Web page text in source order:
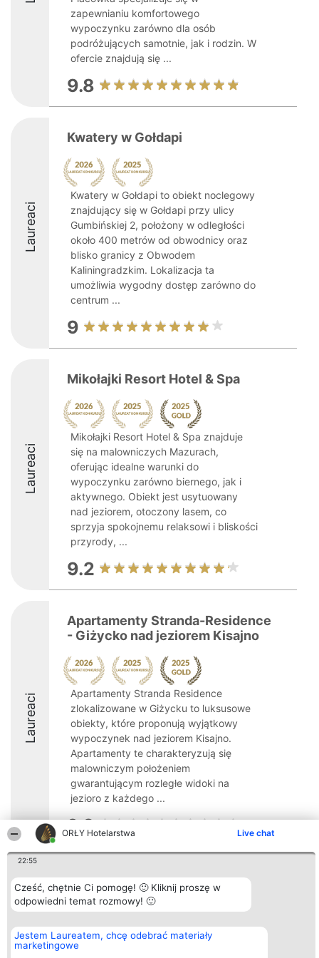
ORŁY Hotelarstwa Live chat
22:55
Cześć, chętnie Ci pomogę! 🙂 Kliknij proszę w
odpowiedni temat rozmowy! 🙂
Jestem Laureatem, chcę odebrać materiały
marketingowe
zapewnianiu komfortowego
wypoczynku zarówno dla osób
podróżujących samotnie, jak i rodzin. W
ofercie znajdują się ...
9.8
Laureaci
Kwatery w Gołdapi
Kwatery w Gołdapi to obiekt noclegowy
znajdujący się w Gołdapi przy ulicy
Gumbińskiej 2, położony w odległości
około 400 metrów od obwodnicy oraz
blisko granicy z Obwodem
Kaliningradzkim. Lokalizacja ta
umożliwia wygodny dostęp zarówno do
centrum ...
9
Laureaci
Mikołajki Resort Hotel & Spa
Mikołajki Resort Hotel & Spa znajduje
się na malowniczych Mazurach,
oferując idealne warunki do
wypoczynku zarówno biernego, jak i
aktywnego. Obiekt jest usytuowany
nad jeziorem, otoczony lasem, co
sprzyja spokojnemu relaksowi i bliskości
przyrody, ...
9.2
Laureaci
Apartamenty Stranda-Residence
- Giżycko nad jeziorem Kisajno
Apartamenty Stranda Residence
zlokalizowane w Giżycku to luksusowe
obiekty, które proponują wyjątkowy
wypoczynek nad jeziorem Kisajno.
Apartamenty te charakteryzują się
malowniczym położeniem
gwarantującym rozległe widoki na
jezioro z każdego ...
9.8
Organizator plebiscytu
Bright Side Solutions sp. z o.
o. sp. k.
ul. Ruska 22
KRS 0000749100 | Regon
381313360 | NIP 8943132676
+48 508 492 400
Plebiscyt
Laureaci
Lista
wszystkich
Zasady
Regulamin
Kontakt
Kontakt